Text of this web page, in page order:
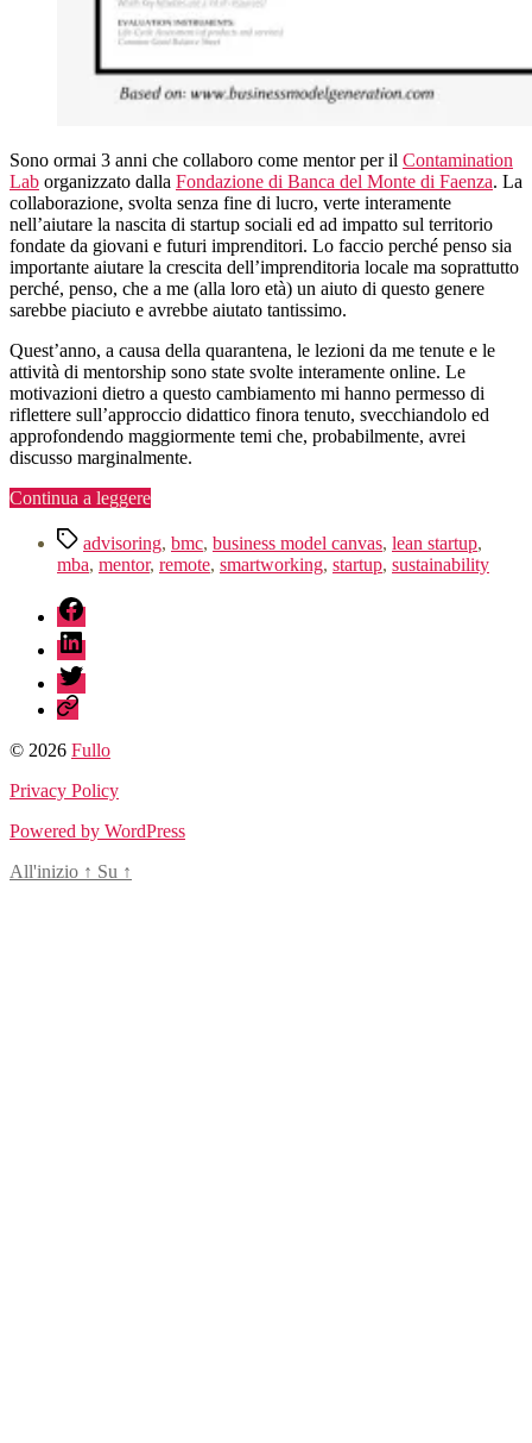
Sono ormai 3 anni che collaboro come mentor per il Contamination
Lab organizzato dalla Fondazione di Banca del Monte di Faenza. La
collaborazione, svolta senza fine di lucro, verte interamente
nell’aiutare la nascita di startup sociali ed ad impatto sul territorio
fondate da giovani e futuri imprenditori. Lo faccio perché penso sia
importante aiutare la crescita dell’imprenditoria locale ma soprattutto
perché, penso, che a me (alla loro età) un aiuto di questo genere
sarebbe piaciuto e avrebbe aiutato tantissimo.
Quest’anno, a causa della quarantena, le lezioni da me tenute e le
attività di mentorship sono state svolte interamente online. Le
motivazioni dietro a questo cambiamento mi hanno permesso di
riflettere sull’approccio didattico finora tenuto, svecchiandolo ed
approfondendo maggiormente temi che, probabilmente, avrei
discusso marginalmente.
Continua a leggere“Resilienza
Sostenibilità”
Tag advisoring, bmc, business model canvas, lean startup,
mba, mentor, remote, smartworking, startup, sustainability
fb
linkedin
twitter
sessionize
© 2026 Fullo
Privacy Policy
Powered by WordPress
All'inizio ↑ Su ↑